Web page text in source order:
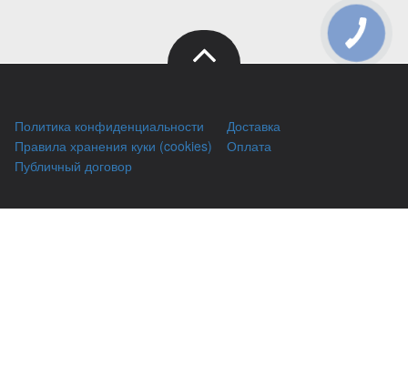
Политика конфиденциальности
Правила хранения куки (cookies)
Публичный договор
Доставка
Оплата
Заправка HP
Заправка Brother